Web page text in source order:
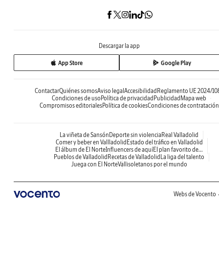
Descargar la app
App Store Google Play
ContactarQuiénes somosAviso legal Accesibilidad Reglamento UE 2024/
Condiciones de uso Política de privacidad Publicidad Mapa web
Compromisos editorialesPolítica de cookiesCondiciones de contratación
La viñeta de Sansón Deporte sin violencia Real Valladolid
Comer y beber en Vallladolid Estado del tráfico en Valladolid
El álbum de El NorteInfluencers de aquíEl plan favorito de...
Pueblos de Valladolid Recetas de Valladolid La liga del talento
Juega con El NorteVallisoletanos por el mundo
Webs de Vocento